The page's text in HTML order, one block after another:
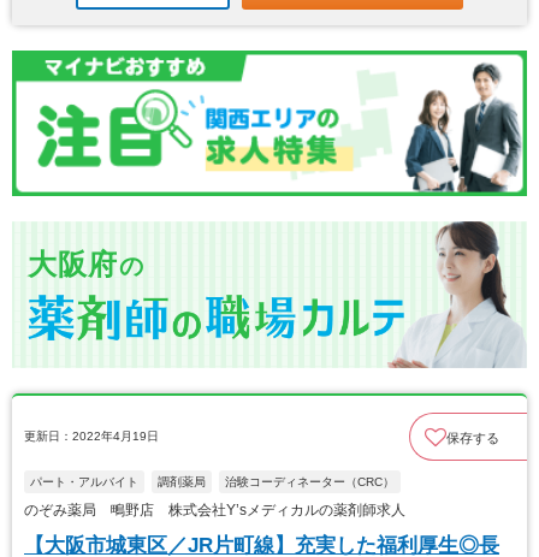
大阪府の
更新日：2022年4月19日 保存する
パート・アルバイト 調剤薬局 治験コーディネーター（CRC）
のぞみ薬局 鴫野店 株式会社Y’sメディカルの薬剤師求人
【大阪市城東区／JR片町線】充実した福利厚生◎長